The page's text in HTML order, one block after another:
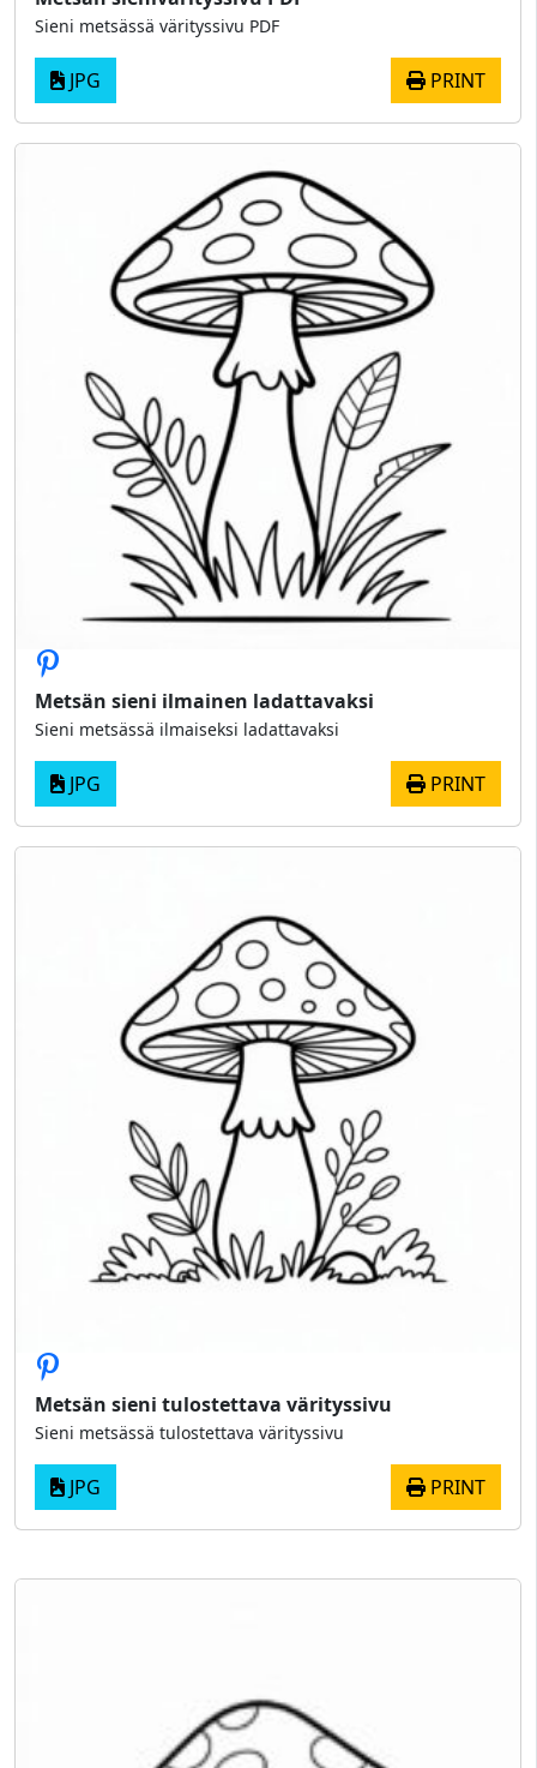
Sieni metsässä värityssivu PDF
JPG PRINT
Metsän sieni ilmainen ladattavaksi
Sieni metsässä ilmaiseksi ladattavaksi
JPG PRINT
Metsän sieni tulostettava värityssivu
Sieni metsässä tulostettava värityssivu
JPG PRINT